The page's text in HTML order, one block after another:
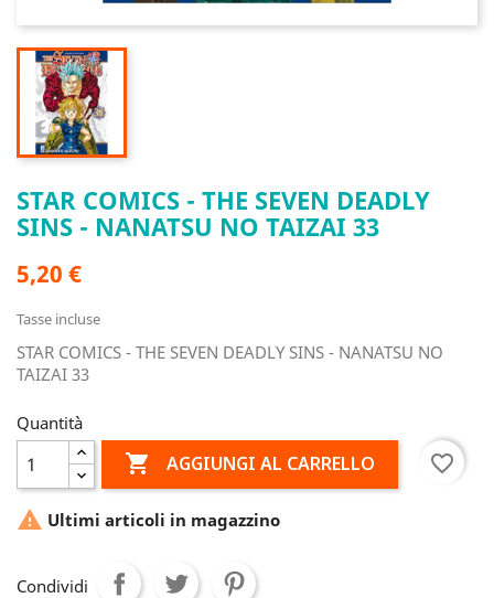
STAR COMICS - THE SEVEN DEADLY
SINS - NANATSU NO TAIZAI 33
5,20 €
Tasse incluse
STAR COMICS - THE SEVEN DEADLY SINS - NANATSU NO
TAIZAI 33
Quantità
 AGGIUNGI AL CARRELLO favorite_border
 Ultimi articoli in magazzino
Condividi